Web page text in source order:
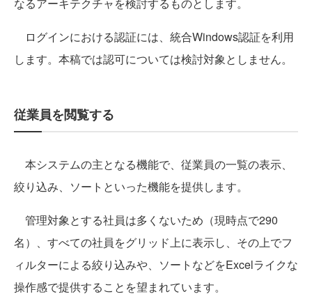
ログインにおける認証には、統合Windows認証を利用
します。本稿では認可については検討対象としません。
従業員を閲覧する
本システムの主となる機能で、従業員の一覧の表示、
絞り込み、ソートといった機能を提供します。
管理対象とする社員は多くないため（現時点で290
名）、すべての社員をグリッド上に表示し、その上でフ
ィルターによる絞り込みや、ソートなどをExcelライクな
操作感で提供することを望まれています。